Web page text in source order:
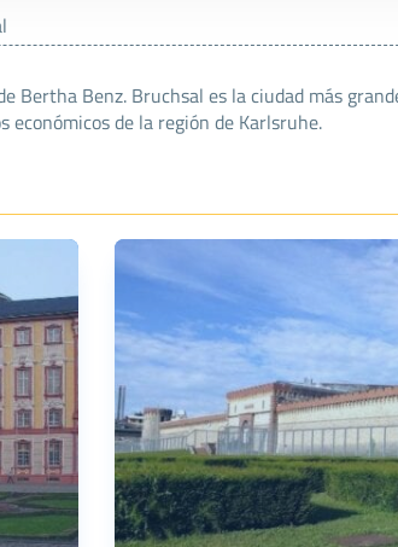
Bertha Benz. Bruchsal es la ciudad más
económicos de la región de Karlsruhe.